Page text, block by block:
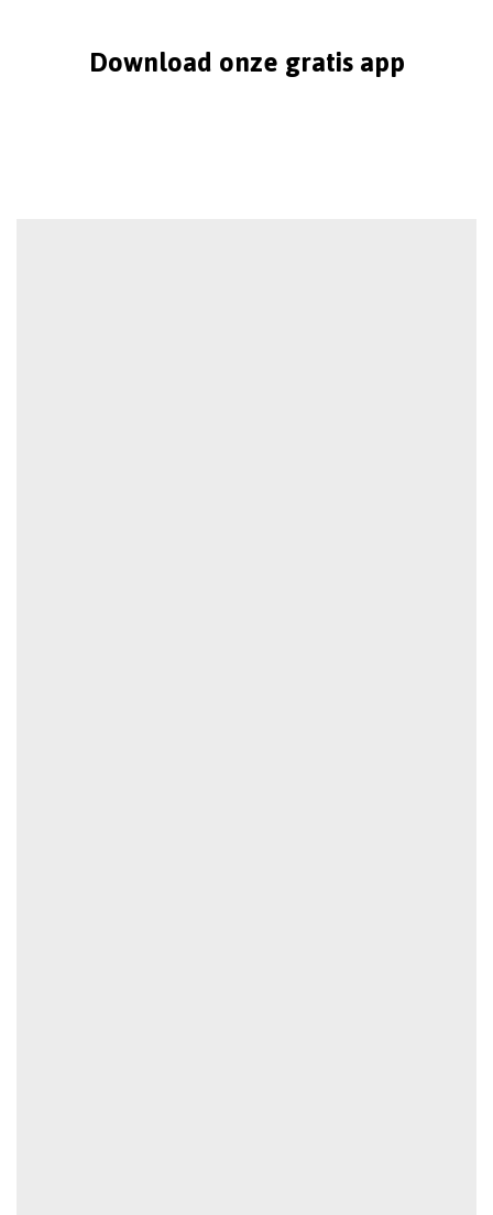
Download onze gratis app